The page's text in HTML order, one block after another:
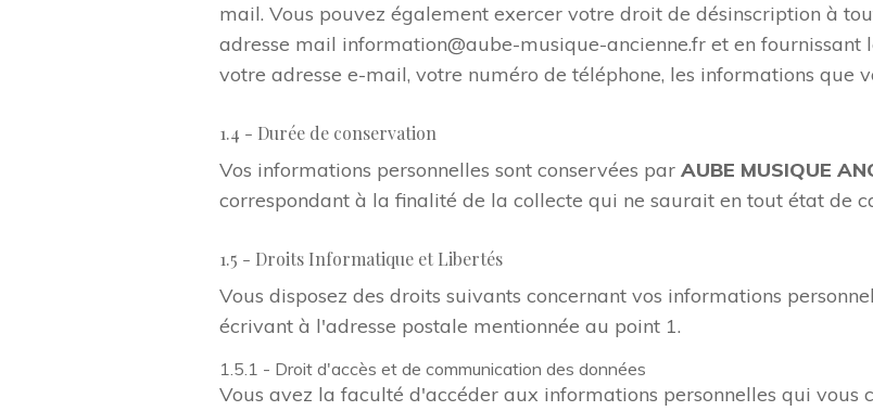
mail. Vous pouvez également exercer votre droit de désinscription à
adresse mail information@aube-musique-ancienne.fr et en fournissant
votre adresse e-mail, votre numéro de téléphone, les informations que
1.4 - Durée de conservation
Vos informations personnelles sont conservées par AUBE MUSIQUE
correspondant à la finalité de la collecte qui ne saurait en tout état de
1.5 - Droits Informatique et Libertés
Vous disposez des droits suivants concernant vos informations
écrivant à l'adresse postale mentionnée au point 1.
1.5.1 - Droit d'accès et de communication des données
Vous avez la faculté d'accéder aux informations personnelles qui vous